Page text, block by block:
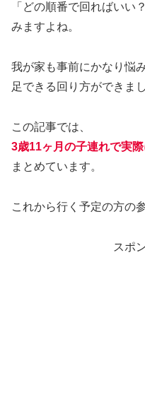
「どの順番で回ればいい
みますよね。
我が家も事前にかなり悩
足できる回り方ができまし
この記事では、
3歳11ヶ月の子連れで実
まとめています。
これから行く予定の方の
スポ